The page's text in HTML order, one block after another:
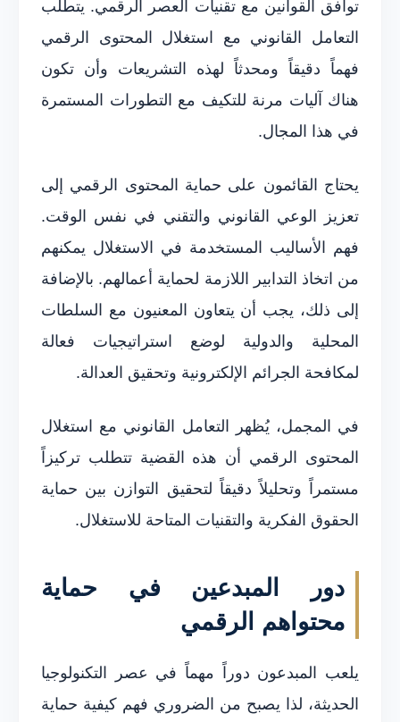
توافق القوانين مع تقنيات العصر الرقمي. يتطلب
التعامل القانوني مع استغلال المحتوى الرقمي
فهماً دقيقاً ومحدثاً لهذه التشريعات وأن تكون
هناك آليات مرنة للتكيف مع التطورات المستمرة
في هذا المجال.
يحتاج القائمون على حماية المحتوى الرقمي إلى
تعزيز الوعي القانوني والتقني في نفس الوقت.
فهم الأساليب المستخدمة في الاستغلال يمكنهم
من اتخاذ التدابير اللازمة لحماية أعمالهم. بالإضافة
إلى ذلك، يجب أن يتعاون المعنيون مع السلطات
المحلية والدولية لوضع استراتيجيات فعالة
لمكافحة الجرائم الإلكترونية وتحقيق العدالة.
في المجمل، يُظهر التعامل القانوني مع استغلال
المحتوى الرقمي أن هذه القضية تتطلب تركيزاً
مستمراً وتحليلاً دقيقاً لتحقيق التوازن بين حماية
الحقوق الفكرية والتقنيات المتاحة للاستغلال.
دور المبدعين في حماية
محتواهم الرقمي
يلعب المبدعون دوراً مهماً في عصر التكنولوجيا
الحديثة، لذا يصبح من الضروري فهم كيفية حماية